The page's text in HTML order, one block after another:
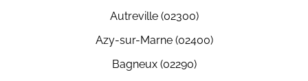
Autreville (02300)
Azy-sur-Marne (02400)
Bagneux (02290)